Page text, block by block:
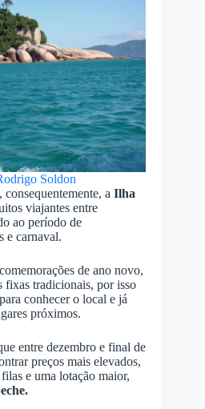
Soldon
a Ilha
viajantes entre
ao período de
e carnaval.
de ano novo,
fixas tradicionais, por isso
conhecer o local e já
próximos.
entre dezembro e final de
preços mais elevados,
e uma lotação maior,